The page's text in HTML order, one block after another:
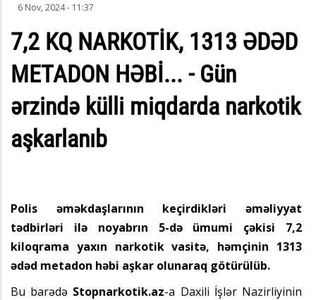
6 Nov, 2024 - 11:37
7,2 KQ NARKOTİK, 1313 ƏDƏD
METADON HƏBİ... - Gün
ərzində külli miqdarda narkotik
aşkarlanıb
Polis əməkdaşlarının keçirdikləri əməliyyat
tədbirləri ilə noyabrın 5-də ümumi çəkisi 7,2
kiloqrama yaxın narkotik vasitə, həmçinin 1313
ədəd metadon həbi aşkar olunaraq götürülüb.
Bu barədə Stopnarkotik.az-a Daxili İşlər Nazirliyinin